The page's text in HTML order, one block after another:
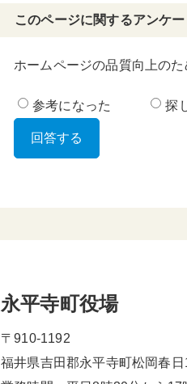
このページに関するアンケー
ホームページの品質向上の
参考になった 探
永平寺町役場
〒910-1192
福井県吉田郡永平寺町松岡春日